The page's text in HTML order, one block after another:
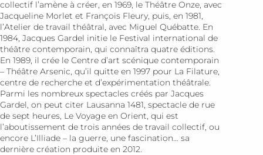
collectif l’amène à créer, en 1969, le Théâtre Onze, avec
Jacqueline Morlet et Fran­çois Fleury, puis, en 1981,
l’Atelier de travail théâtral, avec Miguel Québatte. En
1984, Jacques Gardel initie le Festi­val international de
théâtre contemporain, qui connaîtra quatre éditions.
En 1989, il crée le Centre d’art scénique contemporain
– Théâtre Arsenic, qu’il quitte en 1997 pour La Filature,
centre de recherche et d’expérimentation théâtrale.
Parmi les nombreux spectacles créés par Jacques
Gardel, on peut citer Lausanna 1481, spectacle de rue
de sept heures, Le Voyage en Orient, qui est
l’aboutissement de trois années de travail collectif, ou
encore L’Illiade – la guerre, une fascination… sa
dernière création produite en 2012.